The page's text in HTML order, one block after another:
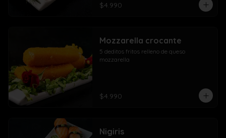
$4.990
Mozzarella crocante
5 deditos fritos relleno de queso
mozzarella
$4.990
Nigiris